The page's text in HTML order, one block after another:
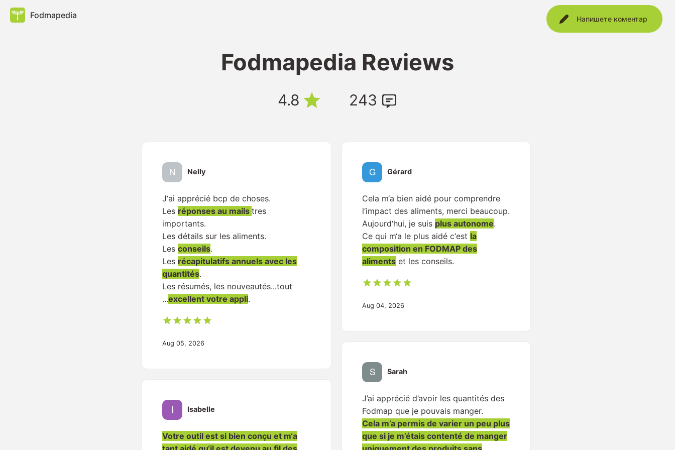
Fodmapedia
Fodmapedia Reviews
4.8 243
Напишете коментар
Nelly
J‘ai apprécié bcp de choses.
Les réponses au mails tres
importants.
Les détails sur les aliments.
Les conseils.
Les récapitulatifs annuels avec les
quantités.
Les résumés, les nouveautés...tout
...excellent votre appli.
Aug 05, 2026
Isabelle
Votre outil est si bien conçu et m‘a
Gérard
Cela m‘a bien aidé pour comprendre
l‘impact des aliments, merci beaucoup.
Aujourd‘hui, je suis plus autonome.
Ce qui m‘a le plus aidé c‘est la
composition en FODMAP des
alimentset les conseils.
Aug 04, 2026
Sarah
J’ai apprécié d’avoir les quantités des
Fodmap que je pouvais manger.
Cela m’a permis de varier un peu plus
que si je m’étais contenté de manger